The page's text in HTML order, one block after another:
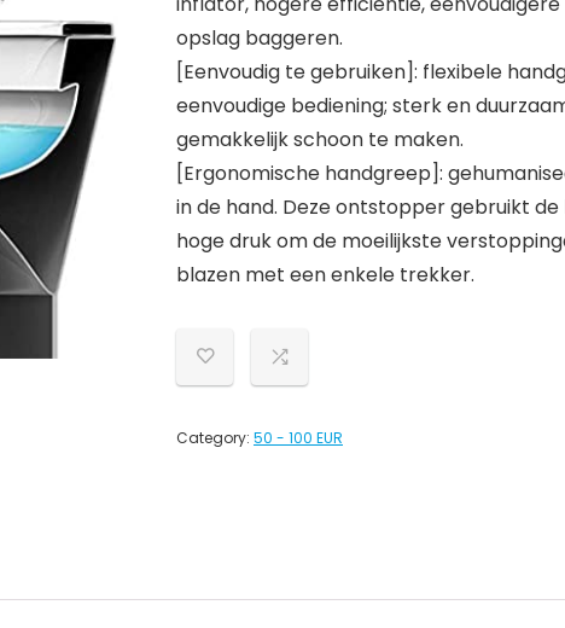
opslag baggeren.
[Eenvoudig te gebruiken]: flexibele
eenvoudige bediening; sterk en
gemakkelijk schoon te maken.
[Ergonomische handgreep]:
in de hand. Deze ontstopper gebruikt
hoge druk om de moeilijkste
blazen met een enkele trekker.
Category: 50 - 100 EUR